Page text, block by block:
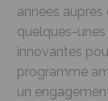
années
quelques-
innovantes
programme
un